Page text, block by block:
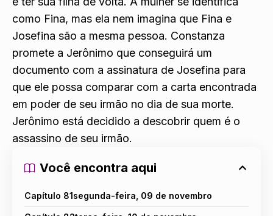
como Fina, mas ela nem imagina que Fina e
Josefina são a mesma pessoa. Constanza
promete a Jerônimo que conseguirá um
documento com a assinatura de Josefina para
que ele possa comparar com a carta encontrada
em poder de seu irmão no dia de sua morte.
Jerônimo está decidido a descobrir quem é o
assassino de seu irmão.
Você encontra aqui
Capítulo 81segunda-feira, 09 de novembro